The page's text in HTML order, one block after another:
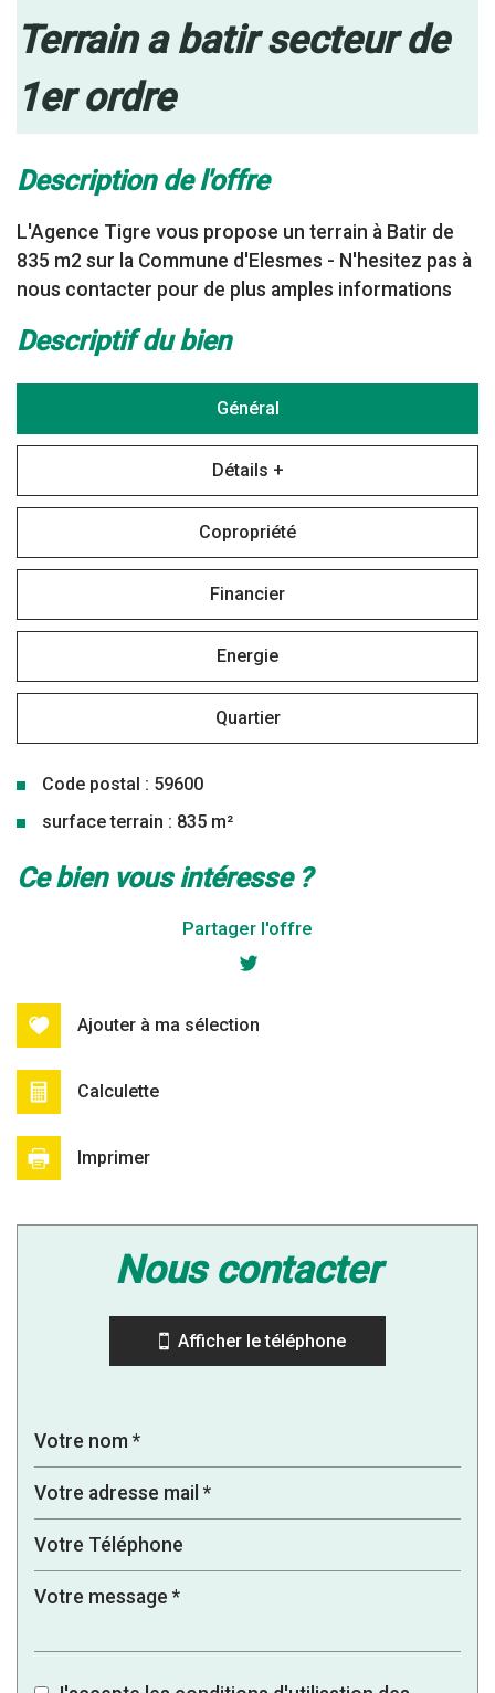
terrain a batir secteur de
1er ordre
description de l'offre
L'Agence Tigre vous propose un terrain à Batir de
835 m2 sur la Commune d'Elesmes - N'hesitez pas à
nous contacter pour de plus amples informations
descriptif du bien
Général
Détails +
Copropriété
Financier
Energie
Quartier
Code postal : 59600
surface terrain : 835 m²
la ville de élesmes (59600)
École primaire
Mairie
statistiques
Nombre d'habitants
Propriétaires (vs. locataires)
89,35 %
Taxe habitation
Taxe foncière
Habitants de moins de 25 ans
25,42 %
Habitants de 25 à 55 ans
ce bien vous intéresse ?
Partager l'offre
Ajouter à ma sélection
Calculette
Imprimer
nous contacter
Afficher le téléphone